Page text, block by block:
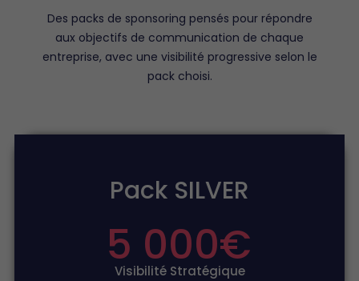
Des packs de sponsoring pensés pour répondre
aux objectifs de communication de chaque
entreprise, avec une visibilité progressive selon le
pack choisi.
Pack SILVER
5 000€
Visibilité Stratégique